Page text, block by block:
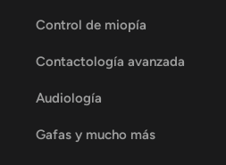
Control de miopía
Contactología avanzada
Audiología
Gafas y mucho más